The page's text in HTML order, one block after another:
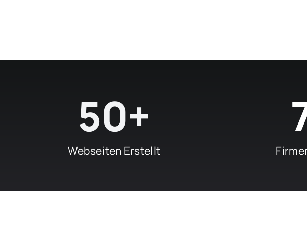
50+
Webseiten Erstellt